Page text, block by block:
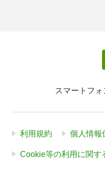
スマートフォ
利用規約 個人情報
Cookie等の利用に関す